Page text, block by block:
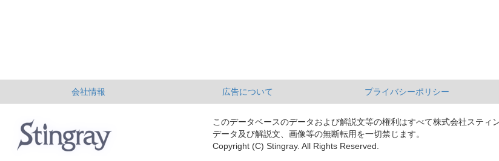
会社情報 広告について プライバシーポリシー
このデータベースのデータおよび解説文等の権利はすべて株式会社スティ
データ及び解説文、画像等の無断転用を一切禁じます。
Copyright (C) Stingray. All Rights Reserved.